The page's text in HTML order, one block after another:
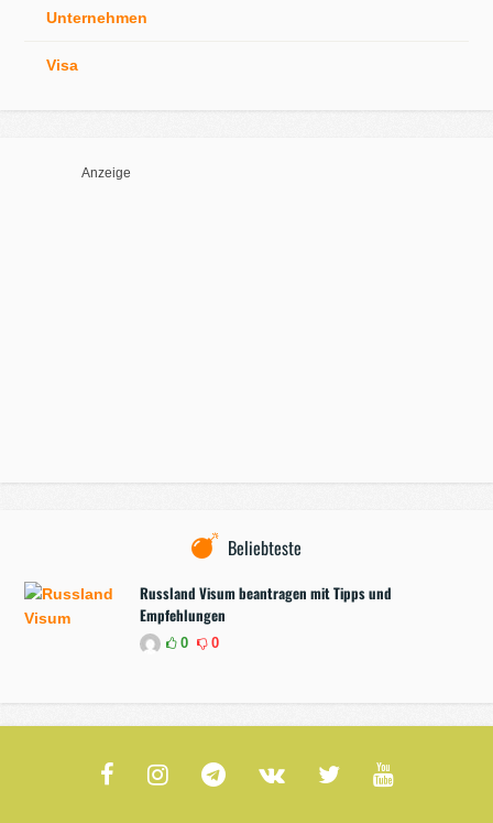
Unternehmen
Visa
Anzeige
Beliebteste
Russland Visum beantragen mit Tipps und
Empfehlungen
0 0